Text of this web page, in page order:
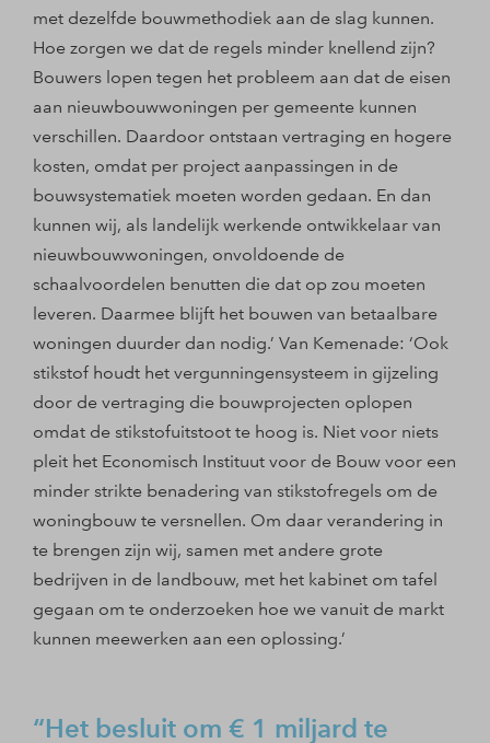
met dezelfde bouwmethodiek aan de slag kunnen.
Hoe zorgen we dat de regels minder knellend zijn?
Bouwers lopen tegen het probleem aan dat de eisen
aan nieuwbouwwoningen per gemeente kunnen
verschillen. Daardoor ontstaan vertraging en hogere
kosten, omdat per project aanpassingen in de
bouwsystematiek moeten worden gedaan. En dan
kunnen wij, als landelijk werkende ontwikkelaar van
nieuwbouwwoningen, onvoldoende de
schaalvoordelen benutten die dat op zou moeten
leveren. Daarmee blijft het bouwen van betaalbare
woningen duurder dan nodig.’ Van Kemenade: ‘Ook
stikstof houdt het vergunningensysteem in gijzeling
door de vertraging die bouwprojecten oplopen
omdat de stikstofuitstoot te hoog is. Niet voor niets
pleit het Economisch Instituut voor de Bouw voor een
minder strikte benadering van stikstofregels om de
woningbouw te versnellen. Om daar verandering in
te brengen zijn wij, samen met andere grote
bedrijven in de landbouw, met het kabinet om tafel
gegaan om te onderzoeken hoe we vanuit de markt
kunnen meewerken aan een oplossing.’
Het besluit om € 1 miljard te